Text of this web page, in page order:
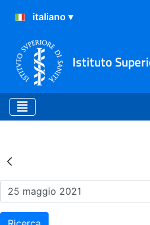
Istituto
Risultati della